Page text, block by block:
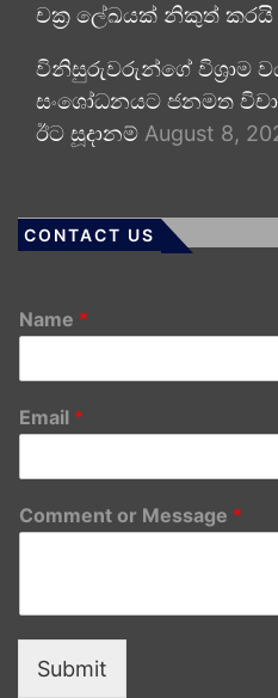
චක්‍ර ලේඛයක් නිකුත් කරයි
විනිසුරුවරුන්ගේ විශ්‍රාම
සංශෝධනයට ජනමත
ඊට සූදානම් August 8,
CONTACT US
Name *
Email *
Comment or Message *
Submit